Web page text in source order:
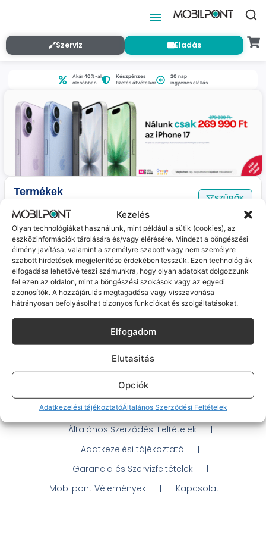
Kezelés
Olyan technológiákat használunk, mint például a sütik (cookies), az
eszközinformációk tárolására és/vagy elérésére. Mindezt a böngészési
élmény javítása, valamint a személyre szabott vagy nem személyre
szabott hirdetések megjelenítése érdekében tesszük. Ezen technológiák
elfogadása lehetővé teszi számunkra, hogy olyan adatokat dolgozzunk
fel ezen az oldalon, mint a böngészési szokások vagy az egyedi
azonosítók. A hozzájárulás megtagadása vagy visszavonása
hátrányosan befolyásolhat bizonyos funkciókat és szolgáltatásokat.
Elfogadom
Elutasitás
Opciók
Adatkezelési tájékoztatóÁltalános Szerződési Feltételek
Szerviz Eladás
Akár40%-al
olcsóbban
Készpénzes
fizetés átvételkor
20 nap
ingyenes elállás
Termékek
SZŰRŐK
Jelenleg nincs ilyen termékünk :(
Gyakran Ismételt Kérdések
Probléma jelentés / Elállás
OTP Áruhitel Tájékoztató
Klarna fizetési tájékoztató
Általános Szerződési Feltételek
Adatkezelési tájékoztató
Garancia és Szervizfeltételek
Mobilpont Vélemények
Kapcsolat